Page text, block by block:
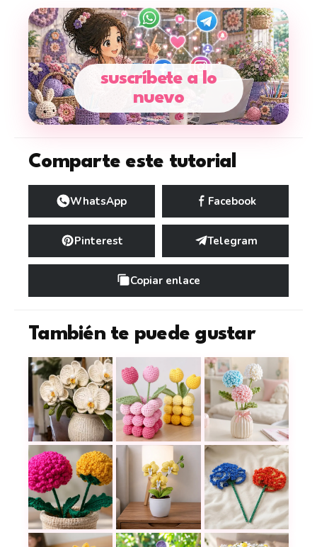
suscríbete a lo
nuevo
Comparte este tutorial
WhatsApp Facebook
Pinterest Telegram
Copiar enlace
También te puede gustar
Orquídea a crochet fácil y hermosa para decorar
El florero de tulipanes a crochet
Las flores tejidas
Crisantemos tejidos a crochet que llenan de
Decora tu hogar con una
Flor de clavel a